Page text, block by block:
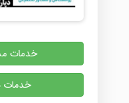
خدمات
خدمات